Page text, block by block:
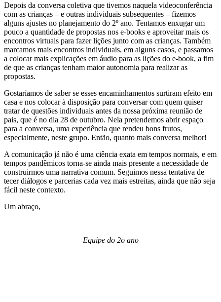
Depois da conversa coletiva que tivemos naquela videoconferência
com as crianças – e outras individuais subsequentes – fizemos
alguns ajustes no planejamento do 2º ano. Tentamos enxugar um
pouco a quantidade de propostas nos e-books e aproveitar mais os
encontros virtuais para fazer lições junto com as crianças. Também
marcamos mais encontros individuais, em alguns casos, e passamos
a colocar mais explicações em áudio para as lições do e-book, a fim
de que as crianças tenham maior autonomia para realizar as
propostas.
Gostaríamos de saber se esses encaminhamentos surtiram efeito em
casa e nos colocar à disposição para conversar com quem quiser
tratar de questões individuais antes da nossa próxima reunião de
pais, que é no dia 28 de outubro. Nela pretendemos abrir espaço
para a conversa, uma experiência que rendeu bons frutos,
especialmente, neste grupo. Então, quanto mais conversa melhor!
A comunicação já não é uma ciência exata em tempos normais, e em
tempos pandêmicos torna-se ainda mais presente a necessidade de
construirmos uma narrativa comum. Seguimos nessa tentativa de
tecer diálogos e parcerias cada vez mais estreitas, ainda que não seja
fácil neste contexto.
Um abraço,
Equipe do 2o ano